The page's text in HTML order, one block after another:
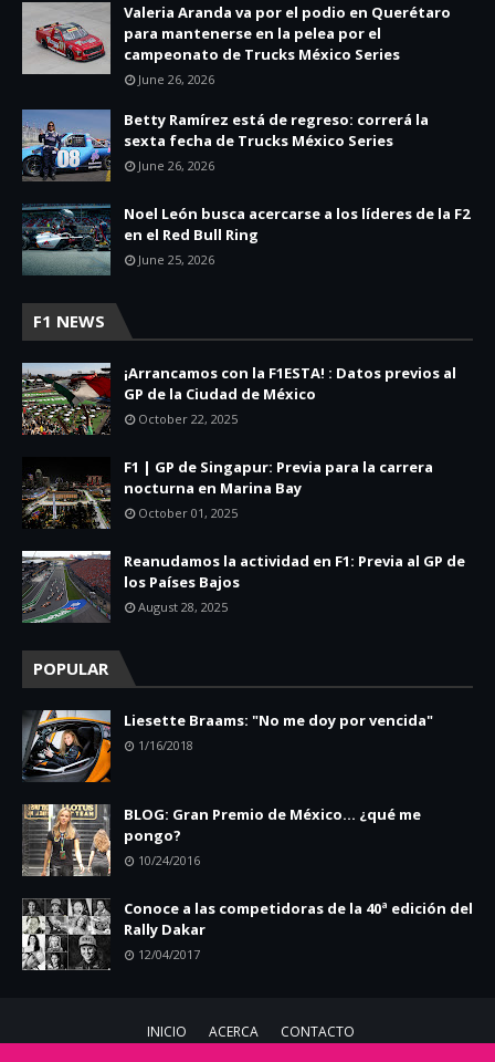
Valeria Aranda va por el podio en Querétaro
para mantenerse en la pelea por el
campeonato de Trucks México Series
June 26, 2026
Betty Ramírez está de regreso: correrá la
sexta fecha de Trucks México Series
June 26, 2026
Noel León busca acercarse a los líderes de la F2
en el Red Bull Ring
June 25, 2026
F1 NEWS
¡Arrancamos con la F1ESTA! : Datos previos al
GP de la Ciudad de México
October 22, 2025
F1 | GP de Singapur: Previa para la carrera
nocturna en Marina Bay
October 01, 2025
Reanudamos la actividad en F1: Previa al GP de
los Países Bajos
August 28, 2025
POPULAR
Liesette Braams: "No me doy por vencida"
1/16/2018
BLOG: Gran Premio de México... ¿qué me
pongo?
10/24/2016
Conoce a las competidoras de la 40ª edición del
Rally Dakar
12/04/2017
INICIO ACERCA
CONTACTO